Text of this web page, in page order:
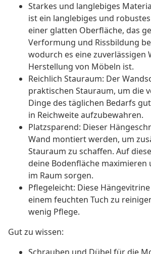
Starkes und langlebiges
ist ein langlebiges und
einer glatten Oberfläche, das
Verformung und Rissbildung
wodurch es eine zuverlässigen
Herstellung von Möbeln ist.
Reichlich Stauraum: Der
praktischen Stauraum, um die
Dinge des täglichen Bedarfs
in Reichweite aufzubewahren.
Platzsparend: Dieser
Wand montiert werden, um
Stauraum zu schaffen. Auf
deine Bodenfläche
im Raum sorgen.
Pflegeleicht: Diese
einem feuchten Tuch zu
wenig Pflege.
Gut zu wissen: